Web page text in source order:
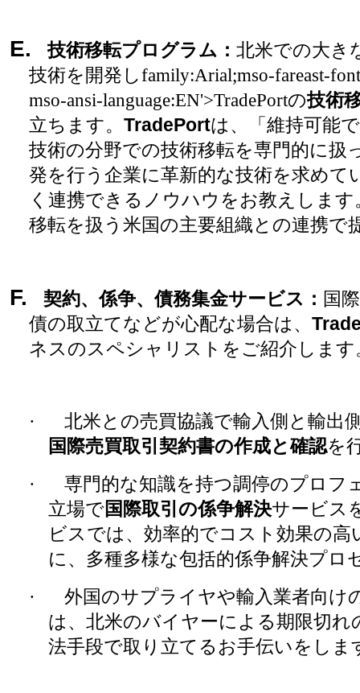
E. 技術移転プログラム ： 北米での大き
技術を開発し family:Arial;mso-fareast-
mso-ansi-language:EN'>TradePortの技術
立ちます。 TradePortは、「維持可能
技術の分野での技術移転を専門的に扱
発を行う企業に革新的な技術を求めて
く連携できるノウハウをお教えしま
移転を扱う米国の主要組織との連携で
F. 契約、係争、債務集金サービス ： 国
債の取立てなどが心配な場合は、
ネスのスペシャリストをご紹介します
·
北米との売買協議で輸入側と輸出
国際売買取引契約書の作成と確認を
·
専門的な知識を持つ調停のプロフ
立場で国際取引の係争解決サービス
ビスでは、効率的でコスト効果の
に、多種多様な包括的係争解決プロ
·
外国のサプライヤや輸入業者向け
は、北米のバイヤーによる期限切れ
法手段で取り立てるお手伝いをしま